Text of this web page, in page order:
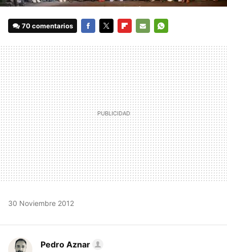
70 comentarios
MAIL
30 Noviembre 2012
Pedro Aznar